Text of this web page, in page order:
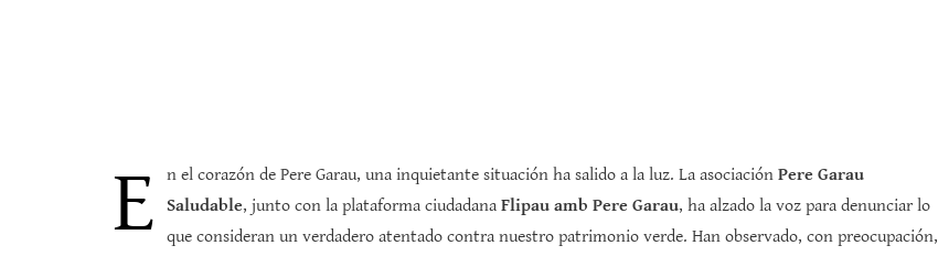
E n el corazón de Pere Garau, una inquietante situación ha salido a la luz. La asociación Pere Garau
Saludable, junto con la plataforma ciudadana Flipau amb Pere Garau, ha alzado la voz para denunciar lo
que consideran un verdadero atentado contra nuestro patrimonio verde. Han observado, con preocupación,